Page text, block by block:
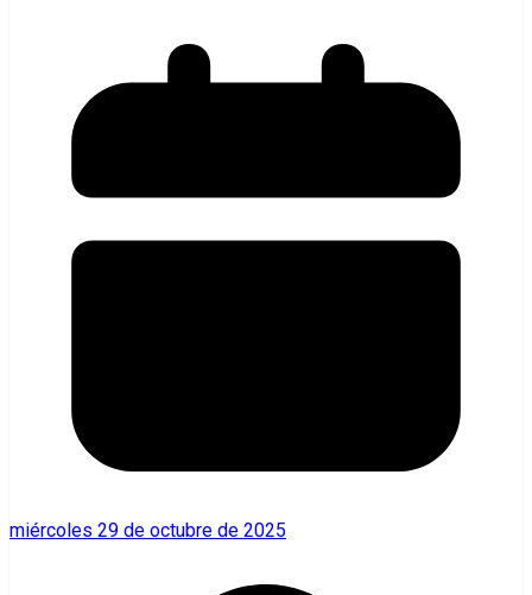
miércoles 29 de octubre de 2025